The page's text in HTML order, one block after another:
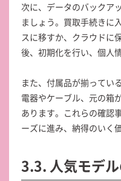
次に、データのバックア
ましょう。買取手続きに
スに移すか、クラウドに
後、初期化を行い、個人
また、付属品が揃ってい
電器やケーブル、元の箱
あります。これらの確認
ーズに進み、納得のいく
3.3. 人気モデ